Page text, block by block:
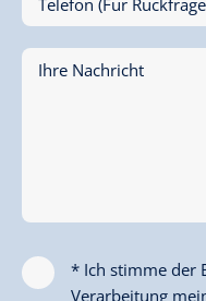
Telefon (Für
Ihre Nachricht
* Ich stimme der
Verarbeitung